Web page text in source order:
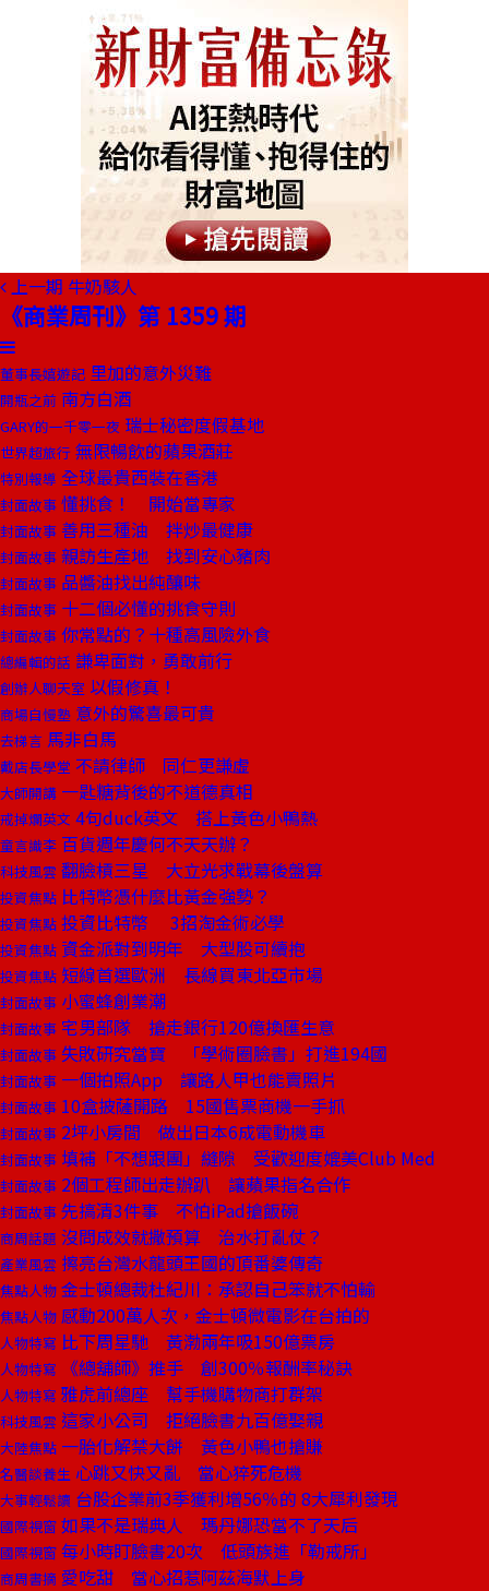
上一期 牛奶駭人
《商業周刊》第 1359 期
董事長嬉遊記 里加的意外災難
開瓶之前 南方白酒
GARY的一千零一夜 瑞士秘密度假基地
世界超旅行 無限暢飲的蘋果酒莊
特別報導 全球最貴西裝在香港
封面故事 懂挑食！ 開始當專家
封面故事 善用三種油 拌炒最健康
封面故事 親訪生產地 找到安心豬肉
封面故事 品醬油找出純釀味
封面故事 十二個必懂的挑食守則
封面故事 你常點的？十種高風險外食
總編輯的話 謙卑面對，勇敢前行
創辦人聊天室 以假修真！
商場自慢塾 意外的驚喜最可貴
去梯言 馬非白馬
戴店長學堂 不請律師 同仁更謙虛
大師開講 一匙糖背後的不道德真相
戒掉爛英文 4句duck英文 搭上黃色小鴨熱
童言識李 百貨週年慶何不天天辦？
科技風雲 翻臉槓三星 大立光求戰幕後盤算
投資焦點 比特幣憑什麼比黃金強勢？
投資焦點 投資比特幣 3招淘金術必學
投資焦點 資金派對到明年 大型股可續抱
投資焦點 短線首選歐洲 長線買東北亞市場
封面故事 小蜜蜂創業潮
封面故事 宅男部隊 搶走銀行120億換匯生意
封面故事 失敗研究當寶 「學術圈臉書」打進194國
封面故事 一個拍照App 讓路人甲也能賣照片
封面故事 10盒披薩開路 15國售票商機一手抓
封面故事 2坪小房間 做出日本6成電動機車
封面故事 填補「不想跟團」縫隙 受歡迎度媲美Club Med
封面故事 2個工程師出走辦趴 讓蘋果指名合作
封面故事 先搞清3件事 不怕iPad搶飯碗
商周話題 沒問成效就撒預算 治水打亂仗？
產業風雲 擦亮台灣水龍頭王國的頂番婆傳奇
焦點人物 金士頓總裁杜紀川：承認自己笨就不怕輸
焦點人物 感動200萬人次，金士頓微電影在台拍的
人物特寫 比下周星馳 黃渤兩年吸150億票房
人物特寫 《總舖師》推手 創300％報酬率秘訣
人物特寫 雅虎前總座 幫手機購物商打群架
科技風雲 這家小公司 拒絕臉書九百億娶親
大陸焦點 一胎化解禁大餅 黃色小鴨也搶賺
名醫談養生 心跳又快又亂 當心猝死危機
大事輕鬆讀 台股企業前3季獲利增56％的 8大犀利發現
國際視窗 如果不是瑞典人 瑪丹娜恐當不了天后
國際視窗 每小時盯臉書20次 低頭族進「勒戒所」
商周書摘 愛吃甜 當心招惹阿茲海默上身